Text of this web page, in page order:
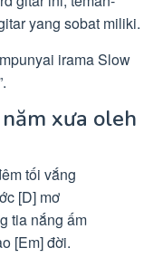
yang sobat miliki.
irama Slow
xưa oleh
tối vắng
[D] mơ
tia nắng ấm
[Em] đời.